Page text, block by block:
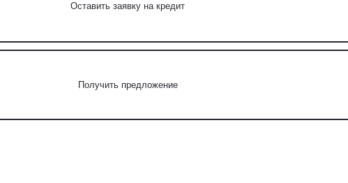
Оставить заявку на кредит
Получить предложение